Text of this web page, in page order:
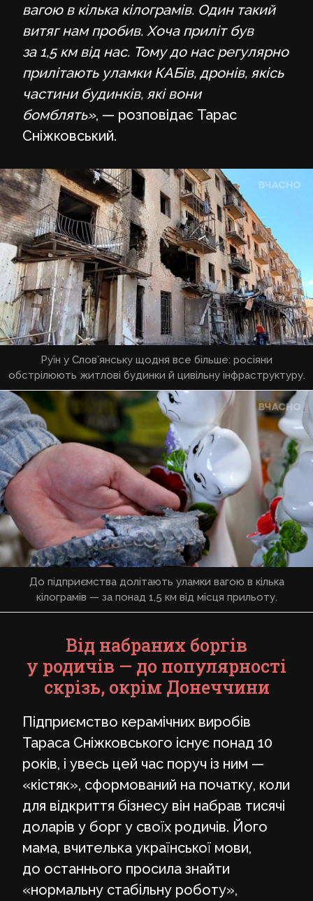
вагою в кілька кілограмів. Один такий
витяг нам пробив. Хоча приліт був
за 1,5 км від нас. Тому до нас регулярно
прилітають уламки КАБів, дронів, якісь
частини будинків, які вони
бомблять», — розповідає Тарас
Сніжковський.
Руїн у Слов’янську щодня все більше: росіяни
обстрілюють житлові будинки й цивільну інфраструктуру.
До підприємства долітають уламки вагою в кілька
кілограмів — за понад 1,5 км від місця прильоту.
Від набраних боргів
у родичів — до популярності
скрізь, окрім Донеччини
Підприємство керамічних виробів
Тараса Сніжковського існує понад 10
років, і увесь цей час поруч із ним —
«кістяк», сформований на початку, коли
для відкриття бізнесу він набрав тисячі
доларів у борг у своїх родичів. Його
мама, вчителька української мови,
до останнього просила знайти
«нормальну стабільну роботу»,